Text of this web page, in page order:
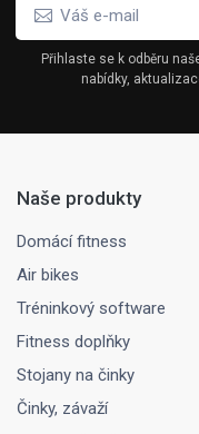
Přihlaste se k odběru
nabídky,
Naše produkty
Domácí fitness
Air bikes
Tréninkový software
Fitness doplňky
Stojany na činky
Činky, závaží